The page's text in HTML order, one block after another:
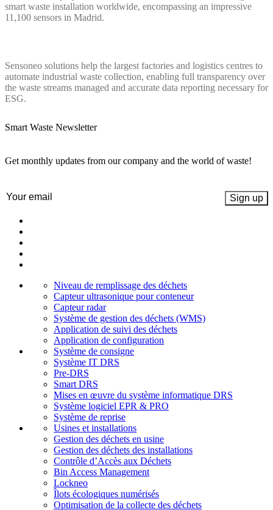
smart waste installation worldwide, encompassing an impressive
11,100 sensors in Madrid.
Sensoneo solutions help the largest factories and logistics centres to
automate industrial waste collection, enabling full transparency over
the waste streams managed and accurate data reporting necessary for
ESG.
Smart Waste Newsletter
Get monthly updates from our company and the world of waste!
Email (Nécessaire)
Niveau de remplissage des déchets
Capteur ultrasonique pour conteneur
Capteur radar
Système de gestion des déchets (WMS)
Application de suivi des déchets
Application de configuration
Système de consigne
Système IT DRS
Pre-DRS
Smart DRS
Mises en œuvre du système informatique DRS
Système logiciel EPR & PRO
Système de reprise
Usines et installations
Gestion des déchets en usine
Gestion des déchets des installations
Contrôle d’Accès aux Déchets
Bin Access Management
Lockneo
Îlots écologiques numérisés
Optimisation de la collecte des déchets